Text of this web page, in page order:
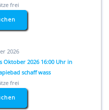
frei
2026
Oktober 2026 16:00 Uhr in
schaff wass
frei